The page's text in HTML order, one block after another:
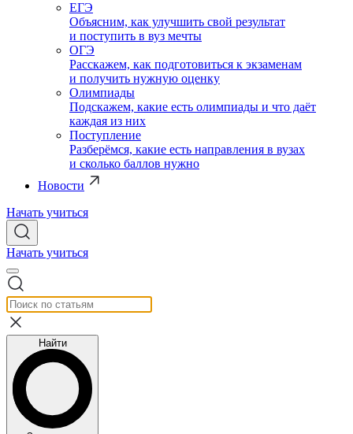
ЕГЭ
Объясним, как улучшить свой результат
и поступить в вуз мечты
ОГЭ
Расскажем, как подготовиться к экзаменам
и получить нужную оценку
Олимпиады
Подскажем, какие есть олимпиады и что даёт
каждая из них
Поступление
Разберёмся, какие есть направления в вузах
и сколько баллов нужно
Новости
Начать учиться
Начать учиться
Найти